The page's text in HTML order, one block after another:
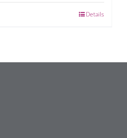
Details